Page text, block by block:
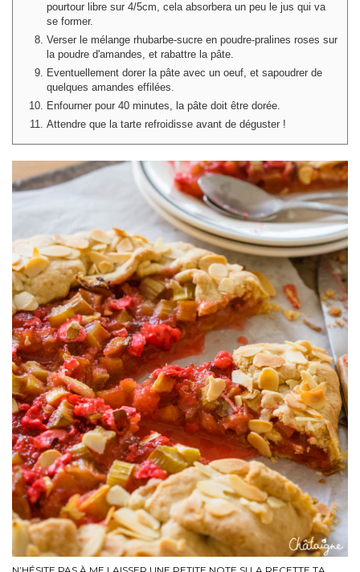
pourtour libre sur 4/5cm, cela absorbera un peu le jus qui va
se former.
Verser le mélange rhubarbe-sucre en poudre-pralines roses sur
la poudre d'amandes, et rabattre la pâte.
Eventuellement dorer la pâte avec un oeuf, et sapoudrer de
quelques amandes effilées.
Enfourner pour 40 minutes, la pâte doit être dorée.
Attendre que la tarte refroidisse avant de déguster !